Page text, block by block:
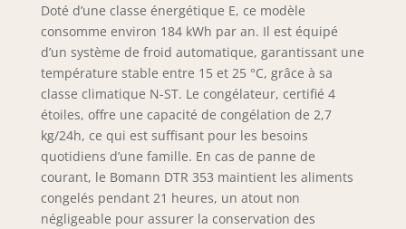
Doté d’une classe énergétique E, ce modèle
consomme environ 184 kWh par an. Il est équipé
d’un système de froid automatique, garantissant une
température stable entre 15 et 25 °C, grâce à sa
classe climatique N-ST. Le congélateur, certifié 4
étoiles, offre une capacité de congélation de 2,7
kg/24h, ce qui est suffisant pour les besoins
quotidiens d’une famille. En cas de panne de
courant, le Bomann DTR 353 maintient les aliments
congelés pendant 21 heures, un atout non
négligeable pour assurer la conservation des